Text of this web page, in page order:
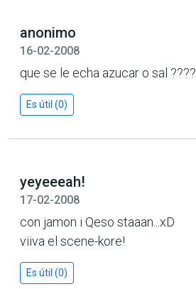
anonimo
16-02-2008
que se le echa azucar o sal ????
Es útil (0)
yeyeeeah!
17-02-2008
con jamon i Qeso staaan...xD
viiva el scene-kore!
Es útil (0)